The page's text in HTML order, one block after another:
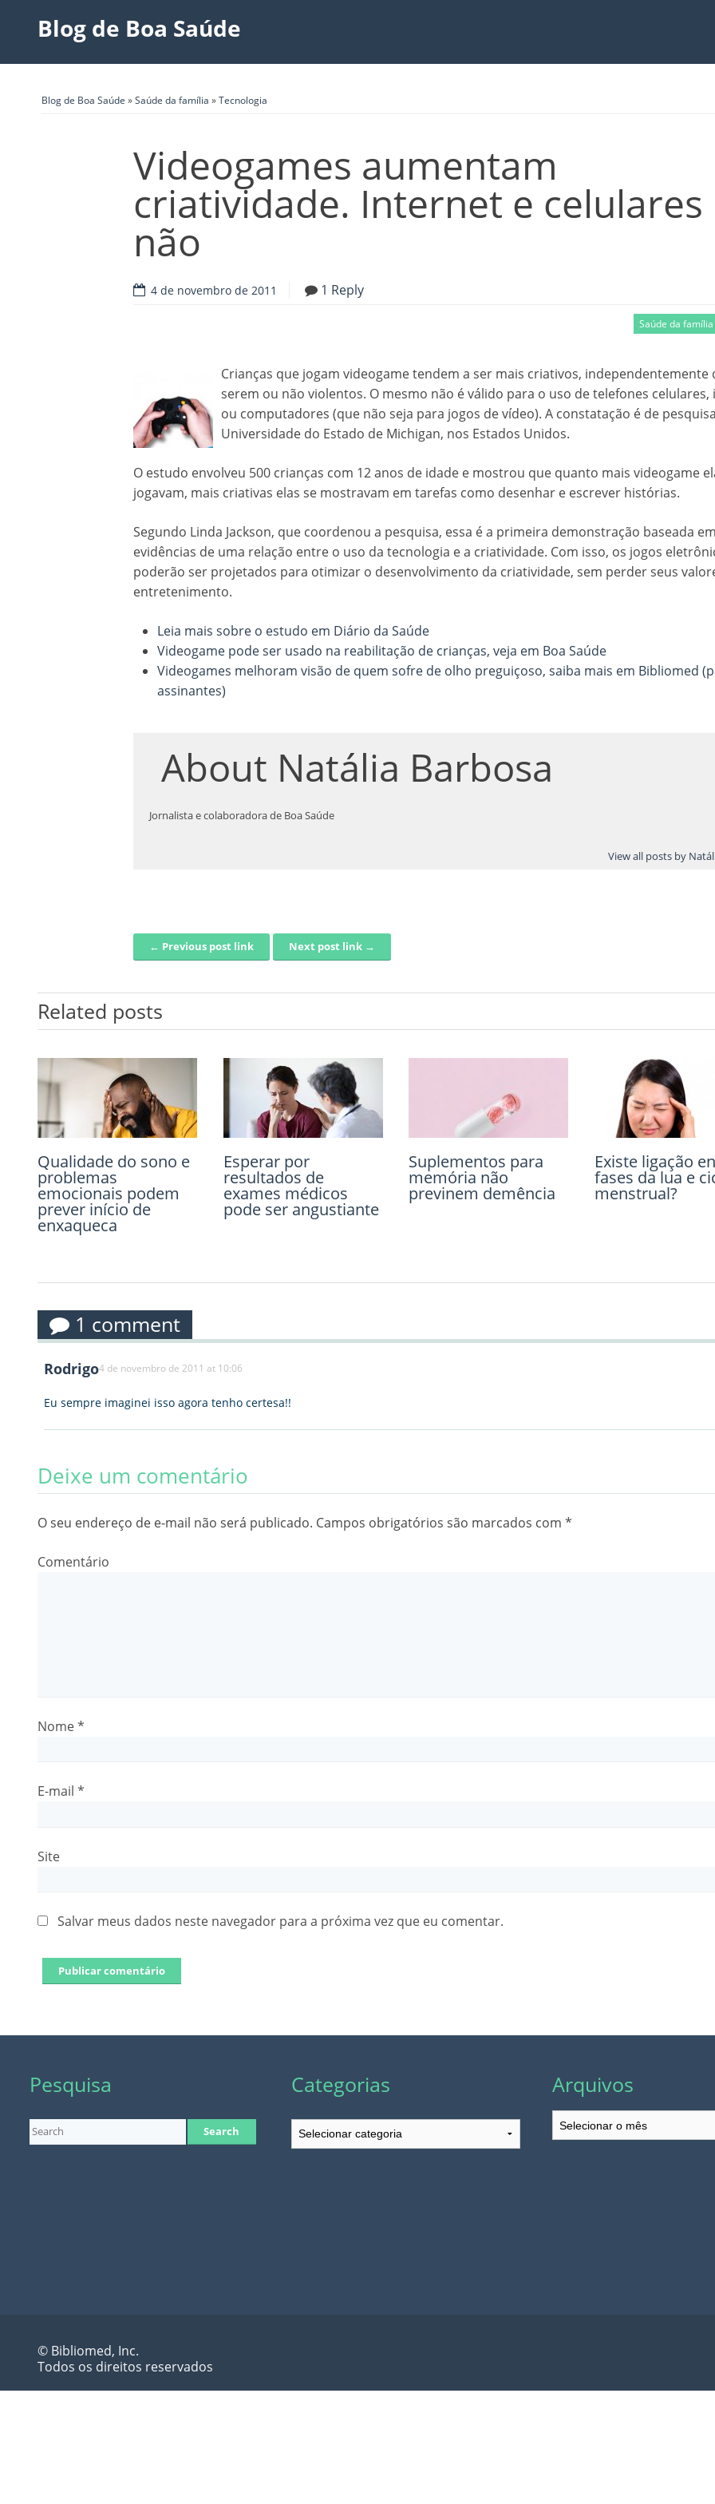
Blog de Boa Saúde
Blog de Boa Saúde »Saúde da família »Tecnologia
Videogames aumentam
criatividade. Internet e celulares
não
4 de novembro de 2011 1 Reply
Saúde da família
Crianças que jogam videogame tendem a ser mais criativos, independentemente
serem ou não violentos. O mesmo não é válido para o uso de telefones
ou computadores (que não seja para jogos de vídeo). A constatação é de
Universidade do Estado de Michigan, nos Estados Unidos.
O estudo envolveu 500 crianças com 12 anos de idade e mostrou que quanto mais videogame
jogavam, mais criativas elas se mostravam em tarefas como desenhar e escrever histórias.
Segundo Linda Jackson, que coordenou a pesquisa, essa é a primeira demonstração baseada em
evidências de uma relação entre o uso da tecnologia e a criatividade. Com isso, os jogos
poderão ser projetados para otimizar o desenvolvimento da criatividade, sem perder seus
entretenimento.
Leia mais sobre o estudo em Diário da Saúde
Videogame pode ser usado na reabilitação de crianças, veja em Boa Saúde
Videogames melhoram visão de quem sofre de olho preguiçoso, saiba mais em Bibliomed
assinantes)
About Natália Barbosa
Jornalista e colaboradora de Boa Saúde
View all posts by
Post navigation← Previous post link Next post link →
Related posts
Qualidade do sono e
problemas
emocionais podem
prever início de
enxaqueca
Esperar por
resultados de
exames médicos
pode ser angustiante
Suplementos para
memória não
previnem demência
Existe ligação
fases da lua e
menstrual?
Bactérias intestinais
específicas estão
associadas à
Síndrome do
Intestino Irritável
Depressão pode
impedir a
recuperação de
pacientes com
Doença Arterial
Temperatura normal
do corpo humano
está diminuindo
Exposição
ao flúor pode
danificar os
1 comment
Rodrigo4 de novembro de 2011 at 10:06
Eu sempre imaginei isso agora tenho certesa!!
Deixe um comentário
O seu endereço de e-mail não será publicado. Campos obrigatórios são marcados com *
Comentário
Nome*
E-mail *
Site
Salvar meus dados neste navegador para a próxima vez que eu comentar.
Pesquisa Categorias
Categorias
Arquivos
Arquivos
© Bibliomed, Inc.
Todos os direitos reservados